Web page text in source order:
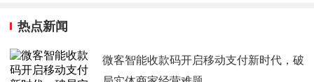
热点新闻
微客智能收款码开启移动支付新时代，破